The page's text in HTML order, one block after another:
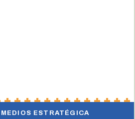
MEDIOS ESTRATÉGICA